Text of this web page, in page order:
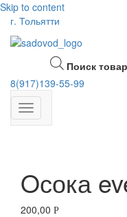
Skip to content
г. Тольятти
Поиск
8(917)139‑55-99
Oсока
200,00 Р